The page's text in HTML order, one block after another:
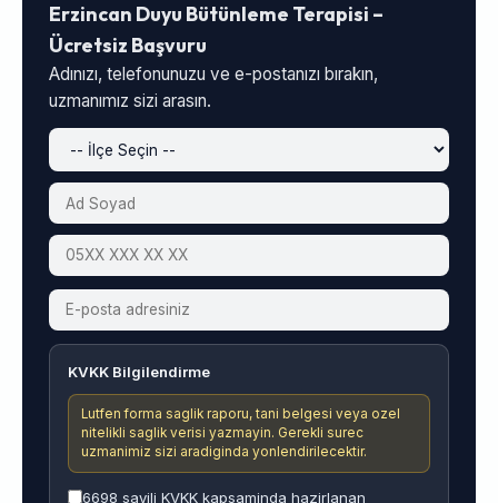
Erzincan Duyu Bütünleme Terapisi –
Ücretsiz Başvuru
Adınızı, telefonunuzu ve e-postanızı bırakın,
uzmanımız sizi arasın.
KVKK Bilgilendirme
Lutfen forma saglik raporu, tani belgesi veya ozel
nitelikli saglik verisi yazmayin. Gerekli surec
uzmanimiz sizi aradiginda yonlendirilecektir.
6698 sayili KVKK kapsaminda hazirlanan